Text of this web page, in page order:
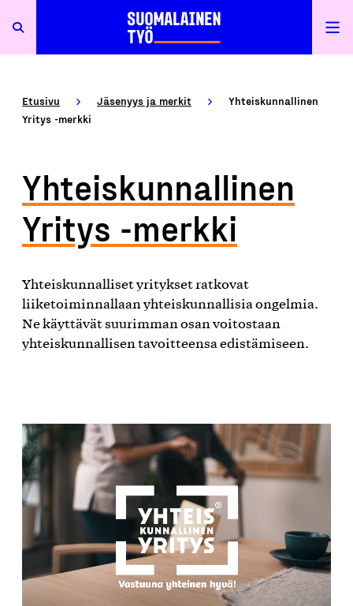
Etusivu Jäsenyys ja merkit
Yhteiskunnallinen
Yritys -merkki
Yhteiskunnallinen
Yritys -merkki
Yhteiskunnalliset yritykset ratkovat
liiketoiminnallaan yhteiskunnallisia ongelmia.
Ne käyttävät suurimman osan voitostaan
yhteiskunnallisen tavoitteensa edistämiseen.